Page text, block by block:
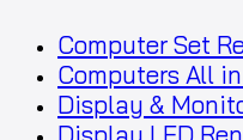
Computer Set
Computers All
Display &